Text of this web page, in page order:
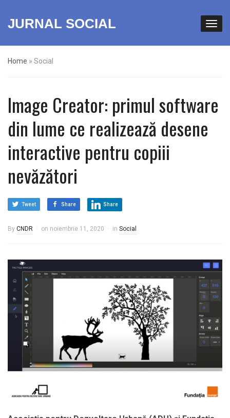
JURNAL SOCIAL
Home » Social
Image Creator: primul software
din lume ce realizează desene
interactive pentru copiii
nevăzători
Tweet Share Share
By CNDR on noiembrie 11, 2020 in Social